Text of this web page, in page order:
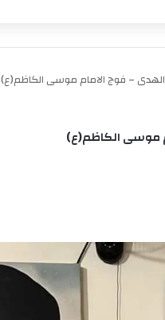
– فوج الامام موسى الكاظم(ع)
موسى الكاظم(ع)